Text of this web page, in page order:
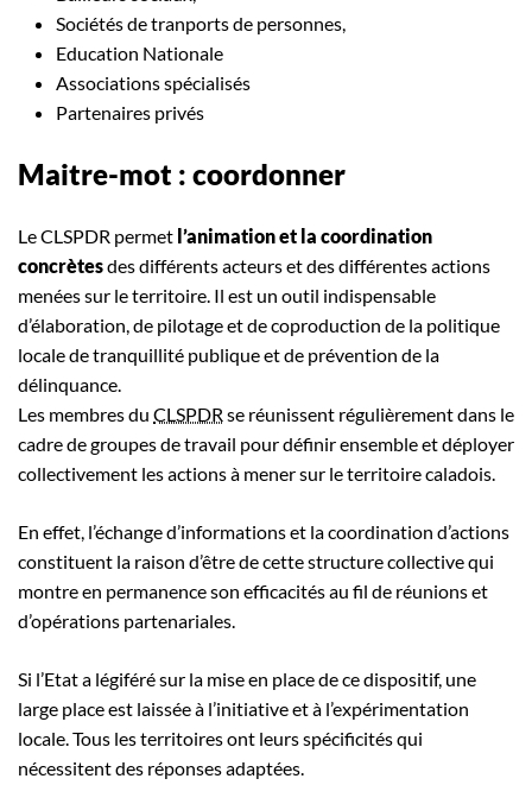
Sociétés de tranports de personnes,
Education Nationale
Associations spécialisés
Partenaires privés
Maitre-mot : coordonner
Le CLSPDR permet l’animation et la coordination
concrètesdes différents acteurs et des différentes actions
menées sur le territoire. Il est un outil indispensable
d’élaboration, de pilotage et de coproduction de la politique
locale de tranquillité publique et de prévention de la
délinquance.
Les membres du CLSPDR se réunissent régulièrement dans le
cadre de groupes de travail pour définir ensemble et déployer
collectivement les actions à mener sur le territoire caladois.
En effet, l’échange d’informations et la coordination d’actions
constituent la raison d’être de cette structure collective qui
montre en permanence son efficacités au fil de réunions et
d’opérations partenariales.
Si l’Etat a légiféré sur la mise en place de ce dispositif, une
large place est laissée à l’initiative et à l’expérimentation
locale. Tous les territoires ont leurs spécificités qui
nécessitent des réponses adaptées.